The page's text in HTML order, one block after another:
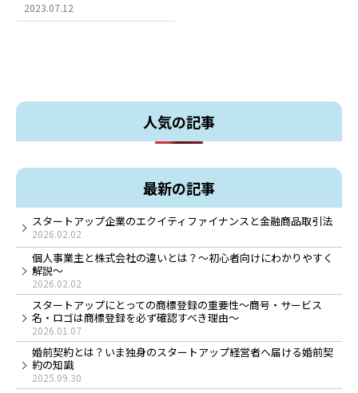
2023.07.12
人気の記事
最新の記事
スタートアップ企業のエクイティファイナンスと金融商品取引法
2026.02.02
個人事業主と株式会社の違いとは？～初心者向けにわかりやすく
解説～
2026.02.02
スタートアップにとっての商標登録の重要性～商号・サービス
名・ロゴは商標登録を必ず確認すべき理由～
2026.01.07
婚前契約とは？いま独身のスタートアップ経営者へ届ける婚前契
約の知識
2025.09.30